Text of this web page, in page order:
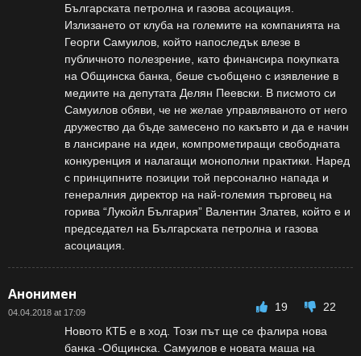
Българската петролна и газова асоциация.
Излизането от клуба на големите на компанията на
Георги Самуилов, който напоследък влезе в
публичното полезрение, като финансира покупката
на Общинска банка, беше съобщено с изявление в
медиите на депутата Делян Пеевски. В писмото си
Самуилов обяви, че не желае управляваното от него
дружество да бъде замесено по какъвто и да е начин
в лансиране на идеи, компрометиращи свободната
конкуренция и налагащи монополни практики. Наред
с принципните позиции той персонално напада и
генералния директор на най-големия търговец на
горива “Лукойл България” Валентин Златев, който е и
председател на Българската петролна и газова
асоциация.
Анонимен
04.04.2018 at 17:09 19
22
Новото КТБ е в ход. Този път ще се фалира нова
банка -Общинска. Самуилов е новата маша на